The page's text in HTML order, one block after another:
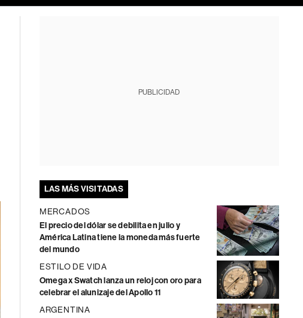
PUBLICIDAD
LAS MÁS VISITADAS
MERCADOS
El precio del dólar se debilita en julio y
América Latina tiene la moneda más fuerte
del mundo
ESTILO DE VIDA
Omega x Swatch lanza un reloj con oro para
celebrar el alunizaje del Apollo 11
ARGENTINA